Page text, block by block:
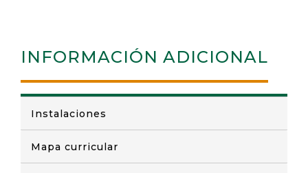
INFORMACIÓN ADICIONAL
Instalaciones
Mapa curricular